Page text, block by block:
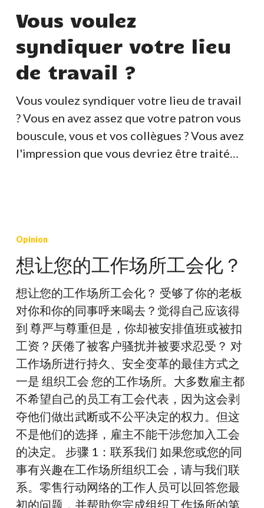
votre
lieu
de
travail
?
Vous voulez
syndiquer votre lieu
de travail ?
Vous voulez syndiquer votre lieu de travail
? Vous en avez assez que votre patron vous
bouscule, vous et vos collègues ? Vous avez
l'impression que vous devriez être traité…
让
的
工
作
场
所
工
化？
Opinion
想让您的工作场所工会化？
想让您的工作场所工会化？ 受够了你的老板
对你和你的同事呼来喝去？觉得自己应该得
到 尊严与尊重但是，你却被安排值班或被扣
工资？厌倦了被客户骚扰并被要求忍受？ 对
工作场所进行持久、安全变革的最佳方式之
一是 组织工会 您的工作场所。大多数雇主都
不希望自己的员工有工会代表，因为这会剥
夺他们做出武断或不公平决定的权力。但这
不是他们的选择，雇主不能干涉您加入工会
的决定。 步骤 1：联系我们 如果您或您的同
事有兴趣在工作场所组织工会，请与我们联
系。零售行动网络的工作人员可以回答您最
初的问题，并帮助您完成组织工作场所的第